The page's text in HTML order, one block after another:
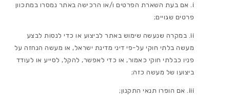
אם בעת השארת הפרטים ו/או הרכישה באתר נמסרו במתכוון
פרטים שגויים;
במקרה שנעשה שימוש באתר לביצוע או כדי לנסות לבצע
מעשה בלתי חוקי על-פי דיני מדינת ישראל, או מעשה הנחזה על
פניו כבלתי חוקי כאמור, או כדי לאפשר, להקל, לסייע או לעודד
ביצועו של מעשה כזה;
אם הופרו תנאי התקנון;